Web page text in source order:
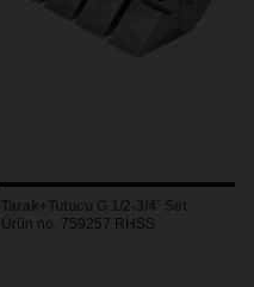
Tarak+Tutucu G 1/2-3/4¨ Set
Ürün no. 759257 RHSS